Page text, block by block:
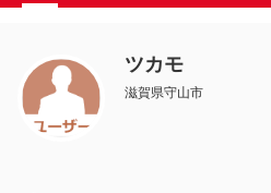
ツカモ
滋賀県守山市